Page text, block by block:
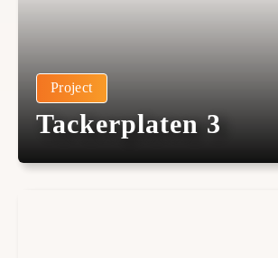
Project
Tackerplaten 3